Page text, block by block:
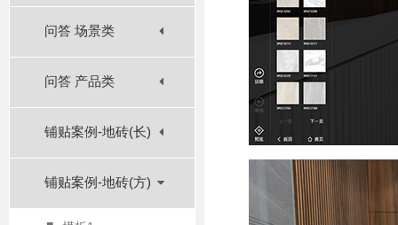
问答 场景类
问答 产品类
铺贴案例-地砖(长)
铺贴案例-地砖(方)